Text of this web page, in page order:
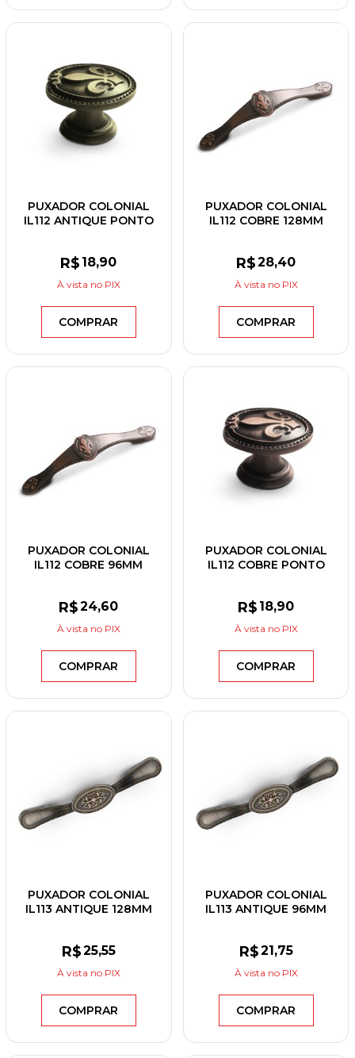
PUXADOR COLONIAL
IL112 ANTIQUE PONTO
R$ 18,90
À vista no PIX
COMPRAR
PUXADOR COLONIAL
IL112 COBRE 128MM
R$28,40
À vista no PIX
COMPRAR
PUXADOR COLONIAL
IL112 COBRE 96MM
R$24,60
À vista no PIX
COMPRAR
PUXADOR COLONIAL
IL112 COBRE PONTO
R$ 18,90
À vista no PIX
COMPRAR
PUXADOR COLONIAL
IL113 ANTIQUE 128MM
R$25,55
À vista no PIX
COMPRAR
PUXADOR COLONIAL
IL113 ANTIQUE 96MM
R$21 ,75
À vista no PIX
COMPRAR